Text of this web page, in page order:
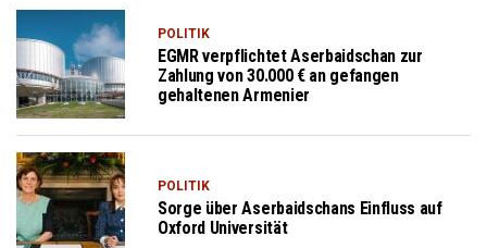
POLITIK
EGMR verpflichtet Aserbaidschan zur
Zahlung von 30.000 € an gefangen
gehaltenen Armenier
POLITIK
Sorge über Aserbaidschans Einfluss auf
Oxford Universität